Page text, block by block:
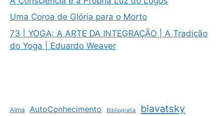
Uma Coroa de Glória para o Morto
73 | YOGA: A ARTE DA INTEGRAÇÃO | A Tradição
do Yoga | Eduardo Weaver
Alma AutoConhecimento Bibliografia blavatsky